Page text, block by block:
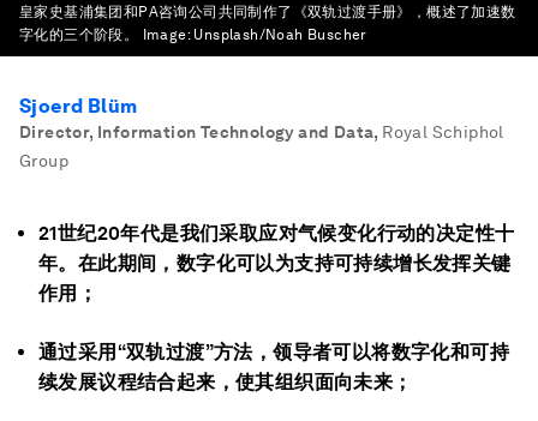
皇家史基浦集团和PA咨询公司共同制作了《双轨过渡手册》，概述了加速数
字化的三个阶段。
Image: Unsplash/Noah Buscher
Sjoerd Blüm
Director, Information Technology and Data, Royal Schiphol
Group
21世纪20年代是我们采取应对气候变化行动的决定性十
年。在此期间，数字化可以为支持可持续增长发挥关键
作用；
通过采用“双轨过渡”方法，领导者可以将数字化和可持
续发展议程结合起来，使其组织面向未来；